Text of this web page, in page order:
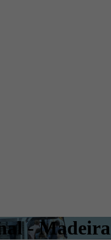
- Madeira